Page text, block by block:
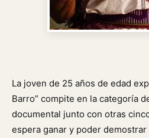
La joven de 25 años de edad
Barro” compite en la categoría
documental junto con otras
espera ganar y poder